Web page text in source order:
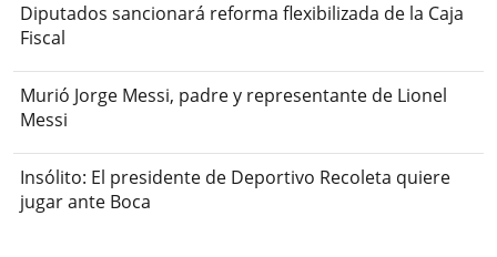
Diputados sancionará reforma flexibilizada de la Caja
Fiscal
Murió Jorge Messi, padre y representante de Lionel
Messi
Insólito: El presidente de Deportivo Recoleta quiere
jugar ante Boca